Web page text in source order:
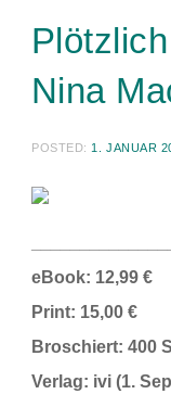
Nina
POSTED: 1. JANUAR
eBook: 12,99 €
Print: 15,00 €
Broschiert: 400
Verlag: ivi (1.